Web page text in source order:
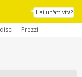
Hai un'attività?
Prezzi